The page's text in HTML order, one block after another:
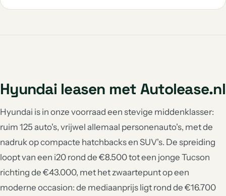
Hyundai leasen met Autolease.nl
Hyundai is in onze voorraad een stevige middenklasser:
ruim 125 auto's, vrijwel allemaal personenauto's, met de
nadruk op compacte hatchbacks en SUV's. De spreiding
loopt van een i20 rond de €8.500 tot een jonge Tucson
richting de €43.000, met het zwaartepunt op een
moderne occasion: de mediaanprijs ligt rond de €16.700